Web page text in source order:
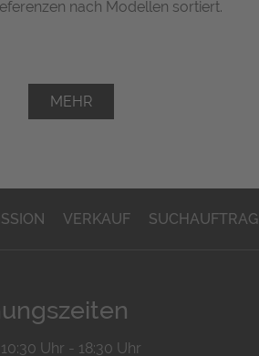
nach Modellen sortiert.
MEHR
VERKAUF SUCHAUFTRAG
Uhr - 18:30 Uhr